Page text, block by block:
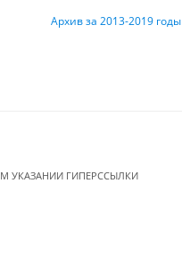
Архив за 2013-2019 годы
УКАЗАНИИ ГИПЕРССЫЛКИ